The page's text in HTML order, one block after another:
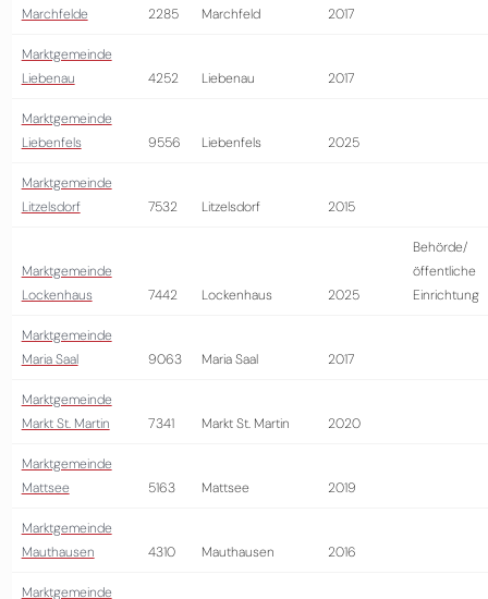
Marchfelde
2285
Marchfeld
2017
Marktgemeinde
Liebenau
4252 Liebenau 2017
Marktgemeinde
Liebenfels
9556 Liebenfels 2025
Marktgemeinde
Litzelsdorf
7532 Litzelsdorf 2015
Marktgemeinde
Lockenhaus
7442 Lockenhaus 2025
Behörde/
öffentliche
Einrichtung
Marktgemeinde
Maria Saal
9063 Maria Saal 2017
Marktgemeinde
Markt St. Martin
7341 Markt St. Martin 2020
Marktgemeinde
Mattsee
5163 Mattsee 2019
Marktgemeinde
Mauthausen
4310 Mauthausen 2016
Marktgemeinde